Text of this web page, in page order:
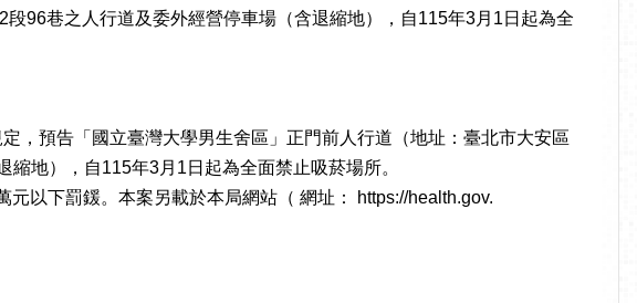
96巷之人行道及委外經營停車場（含退縮地），自115年3月1日起為全
，預告「國立臺灣大學男生舍區」正門前人行道（地址：臺北市大安區
地），自115年3月1日起為全面禁止吸菸場所。
以下罰鍰。本案另載於本局網站（ 網址： https://health.gov.